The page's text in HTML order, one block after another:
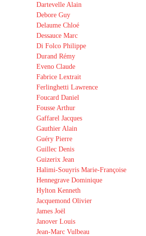
Dartevelle Alain
Debore Guy
Delaume Chloé
Dessauce Marc
Di Folco Philippe
Durand Rémy
Eveno Claude
Fabrice Lextrait
Ferlinghetti Lawrence
Foucard Daniel
Fousse Arthur
Gaffarel Jacques
Gauthier Alain
Guéry Pierre
Guillec Denis
Guizerix Jean
Halimi-Souyris Marie-Françoise
Hennegrave Dominique
Hylton Kenneth
Jacquemond Olivier
James Joël
Janover Louis
Jean-Marc Vulbeau